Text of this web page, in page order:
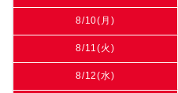
8/10(月)
8/11(火)
8/12(水)